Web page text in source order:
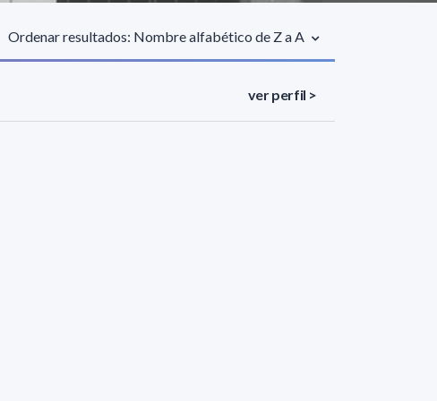
Ordenar resultados: Nombre alfabético de Z a A
ver perfil >